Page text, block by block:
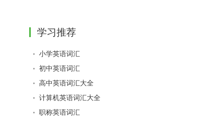
学习推荐
小学英语词汇
初中英语词汇
高中英语词汇大全
计算机英语词汇大全
职称英语词汇